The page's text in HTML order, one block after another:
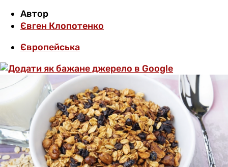
Автор
Євген Клопотенко
Європейська